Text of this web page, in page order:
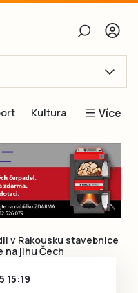
Obnovit heslo
Facebook
se
Kultura Více
Blogy
Inspirace
Čtenáři píší
Speciální přílohy
v Rakousku stavebnice
na jihu Čech
15:19